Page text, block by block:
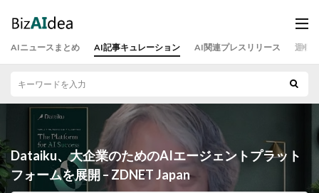
AIニュースまとめ AI記事キュレーション AI関連プレスリリース 運営
Dataiku、大企業のためのAIエージェントプラット
フォームを展開 – ZDNET Japan